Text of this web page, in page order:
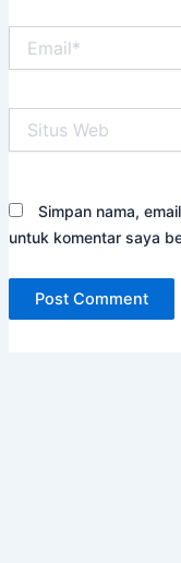
Web
Simpan nama,
untuk komentar saya